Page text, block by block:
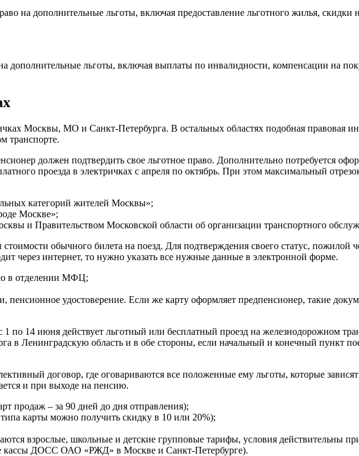
на дополнительные льготы, включая предоставление льготного жилья, скидки
льготы, включая выплаты по инвалидности, компенсации на
Москвы, МО и Санкт-Петербурга. В остальных областях подобная правовая
транспорте.
должен подтвердить свое льготное право. Дополнительно потребуется
проезда в электричках с апреля по октябрь. При этом максимальный
категорий жителей Москвы»;
Москве»;
и Правительством Московской области об организации транспортного
обычного билета на поезд. Для подтверждения своего статус, пожилой
через интернет, то нужно указать все нужные данные в электронной форме.
в отделении МФЦ;
пенсионное удостоверение. Если же карту оформляет предпенсионер, такие
1 по 14 июня действует льготный или бесплатный проезд на железнодорожном
в Ленинградскую область и в обе стороны, если начальный и конечный пункт
договор, где оговариваются все положенные ему льготы, которые
и при выходе на пенсию.
продаж – за 90 дней до дня отправления);
карты можно получить скидку в 10 или 20%);
взрослые, школьные и детские групповые тарифы, условия действительны
кассы ДОСС ОАО «РЖД» в Москве и Санкт-Петербурге).